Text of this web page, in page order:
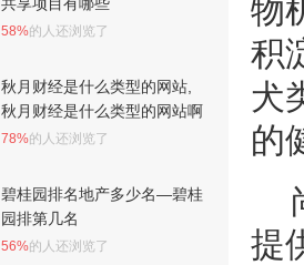
物
积
犬
的
提
58%的人还浏览了
秋月财经是什么类型的网站,
秋月财经是什么类型的网站啊
78%的人还浏览了
碧桂园排名地产多少名—碧桂
园排第几名
56%的人还浏览了